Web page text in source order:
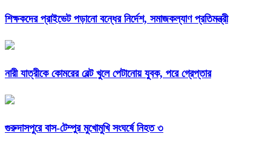
শিক্ষকদের প্রাইভেট পড়ানো বন্ধের নির্দেশ, সমাজকল্যাণ প্রতিমন্ত্রী
নারী যাত্রীকে কোমরের বেল্ট খুলে পেটানোয় যুবক, পরে গ্রেপ্তার
গুরুদাসপুরে বাস-টেম্পুর মুখোমুখি সংঘর্ষে নিহত ৩